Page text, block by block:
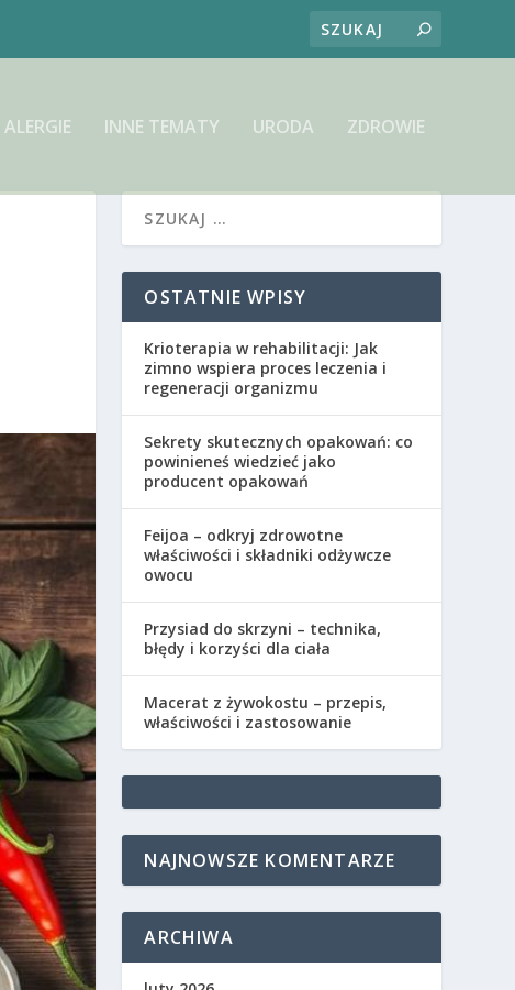
ALERGIE INNE TEMATY URODA ZDROWIE
OSTATNIE WPISY
Krioterapia w rehabilitacji: Jak
zimno wspiera proces leczenia i
regeneracji organizmu
Sekrety skutecznych opakowań: co
powinieneś wiedzieć jako
producent opakowań
Feijoa – odkryj zdrowotne
właściwości i składniki odżywcze
owocu
Przysiad do skrzyni – technika,
błędy i korzyści dla ciała
Macerat z żywokostu – przepis,
właściwości i zastosowanie
NAJNOWSZE KOMENTARZE
ARCHIWA